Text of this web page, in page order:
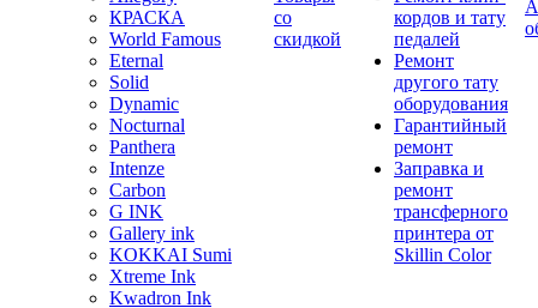
КРАСКА
World Famous
Eternal
Solid
Dynamic
Nocturnal
Panthera
Intenze
Carbon
G INK
Gallery ink
KOKKAI Sumi
Xtreme Ink
Kwadron Ink
со
скидкой
кордов и тату
педалей
Ремонт
другого тату
оборудования
Гарантийный
ремонт
Заправка и
ремонт
трансферного
принтера от
Skillin Color